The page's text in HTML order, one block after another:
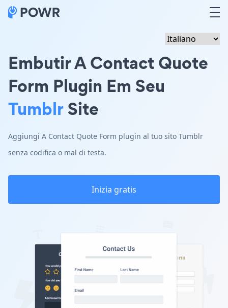
Embutir A Contact Quote
Form Plugin Em Seu
TumblrSite
Aggiungi A Contact Quote Form plugin al tuo sito Tumblr
senza codifica o mal di testa.
Inizia gratis